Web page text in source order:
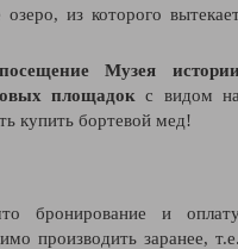
из которого
посещение Музея
площадокс видом
купить бортевой мед!
бронирование и
производить заранее,